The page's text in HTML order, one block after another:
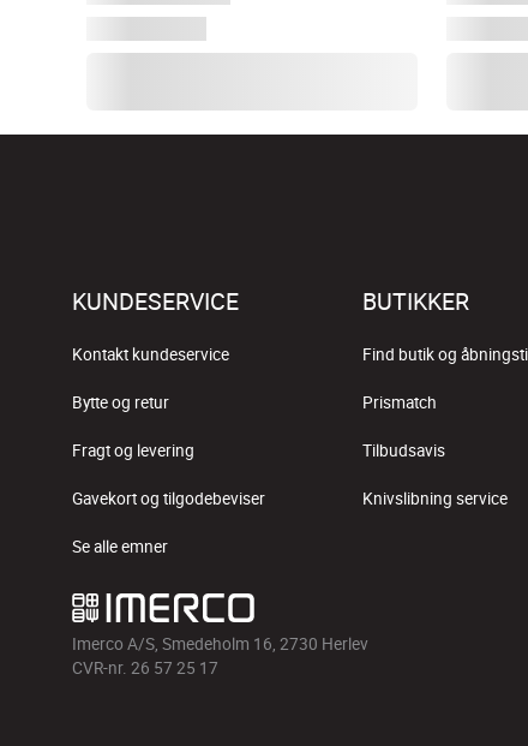
KUNDESERVICE
Kontakt kundeservice
Bytte og retur
Fragt og levering
Gavekort og tilgodebeviser
Se alle emner
BUTIKKER
Find butik og
Prismatch
Tilbudsavis
Knivslibning service
Imerco A/S, Smedeholm 16, 2730 Herlev
CVR-nr. 26 57 25 17